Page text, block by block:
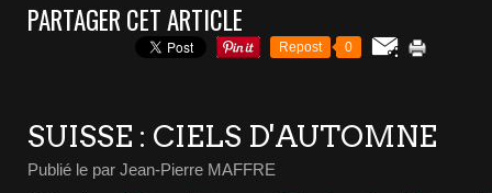
PARTAGER CET ARTICLE
Repost 0
SUISSE : CIELS D'AUTOMNE
Publié le par Jean-Pierre MAFFRE